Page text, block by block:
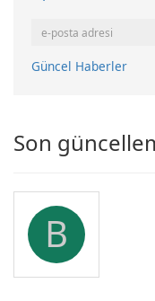
Güncel Haberler
Son
B